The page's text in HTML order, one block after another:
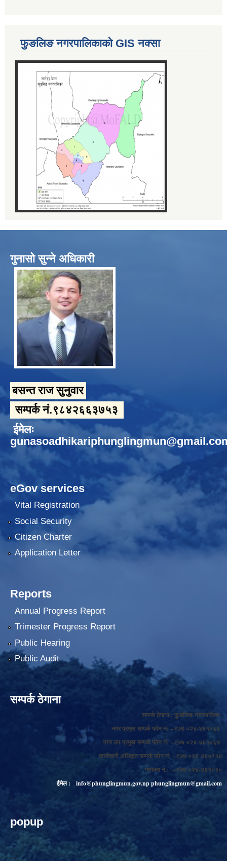
फुङलिङ नगरपालिकाको GIS नक्सा
गुनासो सुन्ने अधिकारी
बसन्त राज सुनुवार
सम्पर्क नं.९८४२६६३७५३
ईमेलः
eGov services
Vital Registration
Social Security
Citizen Charter
Application Letter
Reports
Annual Progress Report
Trimester Progress Report
Public Hearing
Public Audit
सम्पर्क ठेगाना
सम्पर्क ठेगाना : फुङलिङ नगरपालिका
नगर प्रमुख सम्पर्क फोन नं: +९७७ ०२४-४६१०६६
नगर उप-प्रमुख सम्पर्क फोन नं: +९७७ ०२४-४६१०६७
कार्यकारी अधिकृत सम्पर्क फोन नं: +९७७ ०२४-४६०११४
फ्याक्स नं.: +९७७ ०२४-४६१०३०
ईमेल :
info@phunglingmun.gov.npphunglingmun@gmail.com
popup